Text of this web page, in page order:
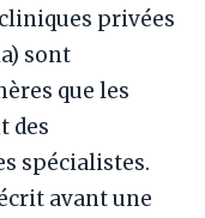
privées
sont
que les
des
spécialistes.
avant une